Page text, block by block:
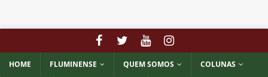
HOME FLUMINENSE QUEM SOMOS COLUNAS